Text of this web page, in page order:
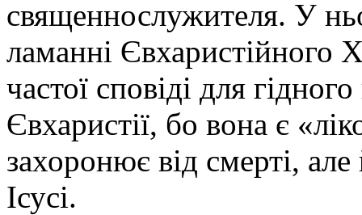
священнослужителя. У
ламанні Євхаристійного
частої сповіді для
Євхаристії, бо вона є
захоронює від смерті,
Ісусі.